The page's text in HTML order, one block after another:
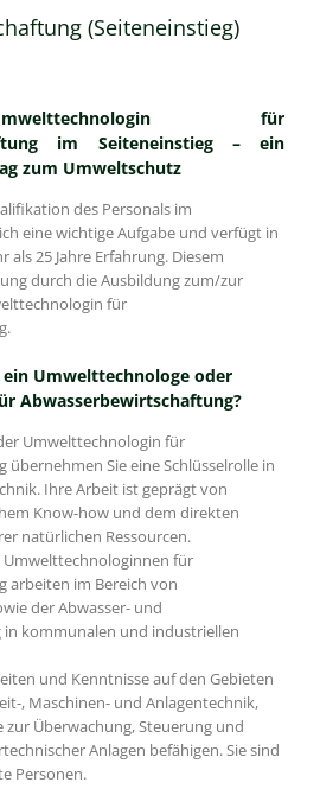
(Seiteneinstieg)
Umwelttechnologin für
im Seiteneinstieg – ein
zum Umweltschutz
des Personals im
eine wichtige Aufgabe und verfügt in
als 25 Jahre Erfahrung. Diesem
durch die Ausbildung zum/zur
für
Umwelttechnologe oder
Abwasserbewirtschaftung?
Umwelttechnologin für
Sie eine Schlüsselrolle in
Ihre Arbeit ist geprägt von
Know-how und dem direkten
natürlichen Ressourcen.
für
arbeiten im Bereich von
der Abwasser- und
kommunalen und industriellen
und Kenntnisse auf den Gebieten
, Maschinen- und Anlagentechnik,
zur Überwachung, Steuerung und
Anlagen befähigen. Sie sind
Personen.